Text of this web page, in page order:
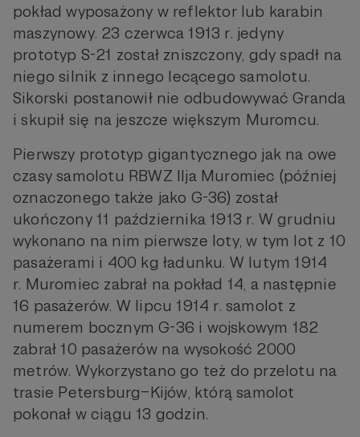
pokład wyposażony w reflektor lub karabin
maszynowy. 23 czerwca 1913 r. jedyny
prototyp S-21 został zniszczony, gdy spadł na
niego silnik z innego lecącego samolotu.
Sikorski postanowił nie odbudowywać Granda
i skupił się na jeszcze większym Muromcu.
Pierwszy prototyp gigantycznego jak na owe
czasy samolotu RBWZ Ilja Muromiec (później
oznaczonego także jako G-36) został
ukończony 11 października 1913 r. W grudniu
wykonano na nim pierwsze loty, w tym lot z 10
pasażerami i 400 kg ładunku. W lutym 1914
r. Muromiec zabrał na pokład 14, a następnie
16 pasażerów. W lipcu 1914 r. samolot z
numerem bocznym G-36 i wojskowym 182
zabrał 10 pasażerów na wysokość 2000
metrów. Wykorzystano go też do przelotu na
trasie Petersburg–Kijów, którą samolot
pokonał w ciągu 13 godzin.